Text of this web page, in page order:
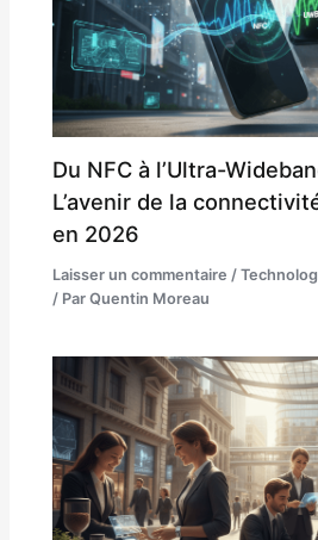
Du NFC à l’Ultra-
L’avenir de la
en 2026
Laisser un commentaire /
/ ParQuentin Moreau